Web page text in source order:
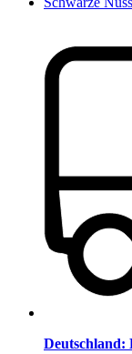
Deutschland: